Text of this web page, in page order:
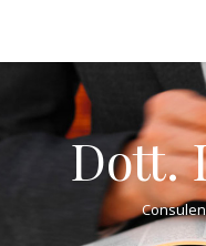
Dott.